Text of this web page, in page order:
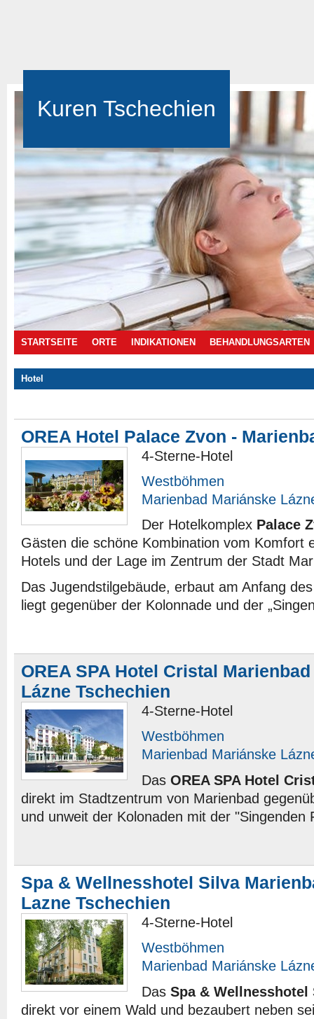
Kuren Tschechien
STARTSEITE ORTE INDIKATIONEN BEHANDLUNGSARTEN
Hotel
OREA Hotel Palace Zvon -
4-Sterne-Hotel
Westböhmen
Marienbad Mariánske
Der Hotelkomplex Palace
Gästen die schöne Kombination vom Komfort
Hotels und der Lage im Zentrum der Stadt
Das Jugendstilgebäude, erbaut am Anfang
liegt gegenüber der Kolonnade und der
OREA SPA Hotel Cristal
Lázne Tschechien
4-Sterne-Hotel
Westböhmen
Marienbad Mariánske
Das OREA SPA Hotel
direkt im Stadtzentrum von Marienbad
und unweit der Kolonaden mit der "Singenden
Spa & Wellnesshotel Silva
Lazne Tschechien
4-Sterne-Hotel
Westböhmen
Marienbad Mariánske
Das Spa & Wellnesshotel
direkt vor einem Wald und bezaubert neben